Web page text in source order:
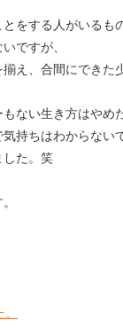
をする人がいるも
ですが、
え、合間にできた
ない生き方はやめ
持ちはわからない
した。笑